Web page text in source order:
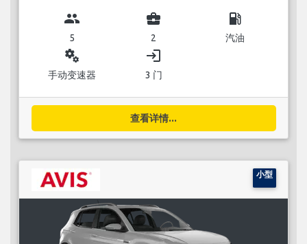
group
5
business_center
2
local_gas_station
汽油
miscellaneous_services
手动变速器
login
3 门
查看详情...
小型